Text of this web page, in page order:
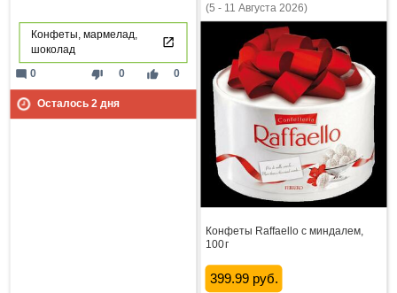
Конфеты, мармелад,
шоколад
thumb_down 0 thumb_up 0
mode_comment 0
Осталось 2дня
(5 - 11 Августа 2026)
Конфеты Raffaello с миндалем,
100 г
399.99 руб.